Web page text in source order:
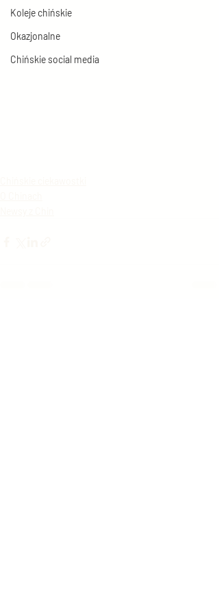
Koleje chińskie
Okazjonalne
Chińskie social media